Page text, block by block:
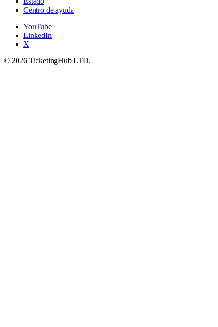
Centro de ayuda
YouTube
LinkedIn
X
© 2026 TicketingHub LTD.